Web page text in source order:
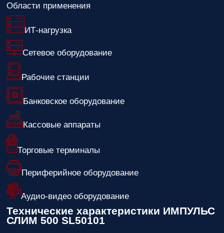
Области применения
ИТ-нагрузка
Сетевое оборудование
Рабочие станции
Банковское оборудование
Кассовые аппараты
Торговые терминалы
Периферийное оборудование
Аудио-видео оборудование
Технические характеристики ИМПУЛЬС
СЛИМ 500 SL50101